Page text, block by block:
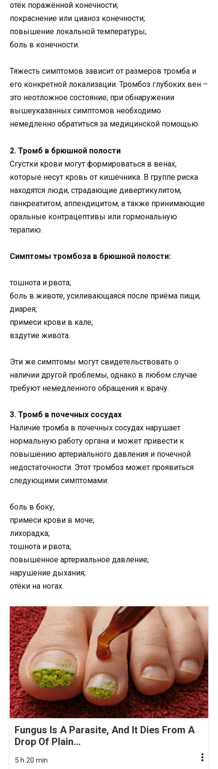
отёк поражённой конечности;
покраснение или цианоз конечности;
повышение локальной температуры;
боль в конечности.
Тяжесть симптомов зависит от размеров тромба и
его конкретной локализации. Тромбоз глубоких вен –
это неотложное состояние; при обнаружении
вышеуказанных симптомов необходимо
немедленно обратиться за медицинской помощью.
2. Тромб в брюшной полости
Сгустки крови могут формироваться в венах,
которые несут кровь от кишечника. В группе риска
находятся люди, страдающие дивертикулитом,
панкреатитом, аппендицитом, а также принимающие
оральные контрацептивы или гормональную
терапию.
Симптомы тромбоза в брюшной полости:
тошнота и рвота;
боль в животе, усиливающаяся после приёма пищи;
диарея;
примеси крови в кале;
вздутие живота.
Эти же симптомы могут свидетельствовать о
наличии другой проблемы, однако в любом случае
требуют немедленного обращения к врачу.
3. Тромб в почечных сосудах
Наличие тромба в почечных сосудах нарушает
нормальную работу органа и может привести к
повышению артериального давления и почечной
недостаточности. Этот тромбоз может проявиться
следующими симптомами:
боль в боку;
примеси крови в моче;
лихорадка;
тошнота и рвота;
повышенное артериальное давление;
нарушение дыхания;
отёки на ногах.
Fungus Is A Parasite, And It Dies From A
Drop Of Plain...
5 h 20 min